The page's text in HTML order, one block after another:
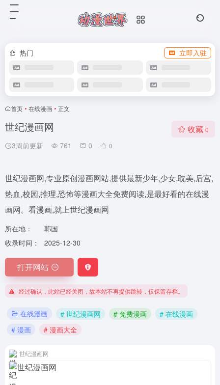
热门 立即入驻
首页 • 在线漫画 • 正文
世纪漫画网
3周前更新 761 0 0
收藏 0
世纪漫画网,专业原创漫画网站,提供最新少年,少女,耽美,后宫,
热血,校园,推理,恐怖等漫画大全免费阅读,是最好看的在线漫
画网。看漫画,就上世纪漫画网
所在地：
韩国
收录时间：
2025-12-30
打开网站
经过确认，此站已经关闭，故本站不再提供跳转，仅保留存档。
在线漫画 # 世纪漫画网 # 免费漫画
# 在线漫画
# 漫画
# 漫画大全
世纪漫画网